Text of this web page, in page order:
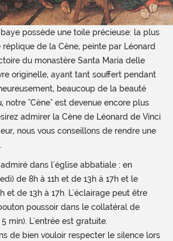
possède une toile précieuse: la plus
de la Cène, peinte par Léonard
du monastère Santa Maria delle
originelle, ayant tant souffert pendant
beaucoup de la beauté
notre "Cène" est devenue encore plus
admirer la Cène de Léonard de Vinci
nous vous conseillons de rendre une
dans l'église abbatiale : en
de 8h à 11h et de 13h à 17h et le
et de 13h à 17h. L'éclairage peut être
poussoir dans le collatéral de
min). L'entrée est gratuite.
de bien vouloir respecter le silence lors